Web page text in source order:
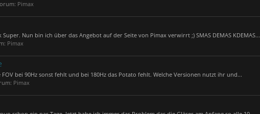
Pimax
Nun bin ich über das Angebot auf der Seite von Pimax verwirrt ;) SMAS DEMAS KDEMAS...
Pimax
bei 90Hz sonst fehlt und bei 180Hz das Potato fehlt. Welche Versionen nutzt ihr und...
Pimax